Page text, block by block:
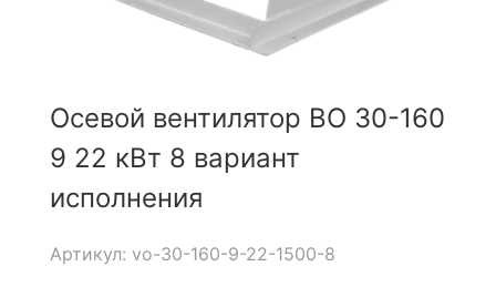
Осевой вентилятор ВО 30-160
9 22 кВт 8 вариант
исполнения
Артикул: vo-30-160-9-22-1500-8